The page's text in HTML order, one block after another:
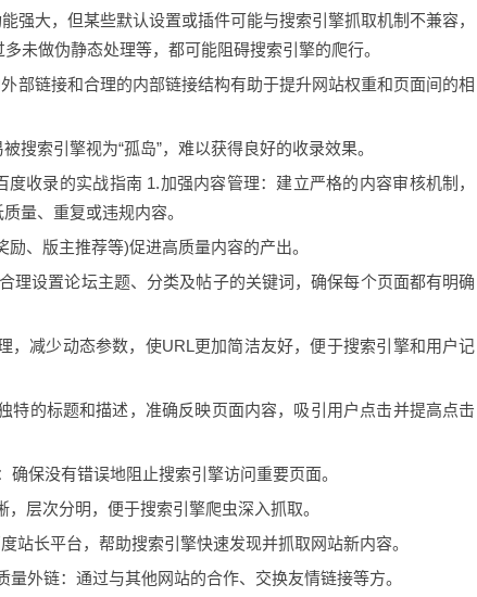
大，但某些默认设置或插件可能与搜索引擎抓取机制不兼容，
未做伪静态处理等，都可能阻碍搜索引擎的爬行。
链接和合理的内部链接结构有助于提升网站权重和页面间的相
索引擎视为“孤岛”，难以获得良好的收录效果。
录的实战指南 1.加强内容管理：建立严格的内容审核机制，
量、重复或违规内容。
、版主推荐等)促进高质量内容的产出。
设置论坛主题、分类及帖子的关键词，确保每个页面都有明确
减少动态参数，使URL更加简洁友好，便于搜索引擎和用户记
的标题和描述，准确反映页面内容，吸引用户点击并提高点击
保没有错误地阻止搜索引擎访问重要页面。
层次分明，便于搜索引擎爬虫深入抓取。
长平台，帮助搜索引擎快速发现并抓取网站新内容。
外链：通过与其他网站的合作、交换友情链接等方。